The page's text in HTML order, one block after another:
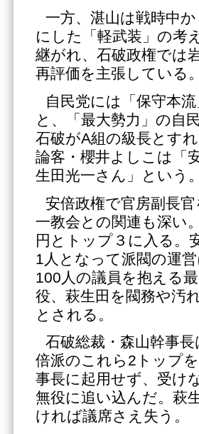
一方、湛山は戦時中
にした「軽武装」の考
継がれ、石破政権では
再評価を主張している。
自民党には「保守本
と、「最大勢力」の自
石破がA組の級長とす
論客・櫻井よしこは「
生田光一さん」という。
安倍政権で官房副長
一教会との関連も深い
円とトップ３に入る。
1人となって派閥の運
100人の議員を抱える
役、萩生田を閥務や汚
とされる。
石破総裁・森山幹事
倍派のこれら2トップ
事長に起用せず、受け
無役に追い込んだ。萩
ければ議席さえ失う。